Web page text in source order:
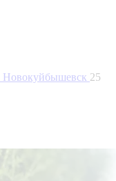
Новокуйбышевск 25